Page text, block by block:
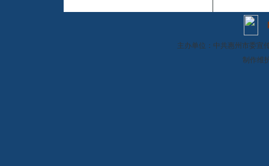
主办单位：中共惠州市委宣
制作维